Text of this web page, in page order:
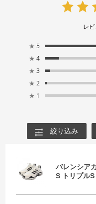
レ
★ 5
★ 4
★ 3
★ 2
★ 1
絞り込み
バレンシア
S トリプル